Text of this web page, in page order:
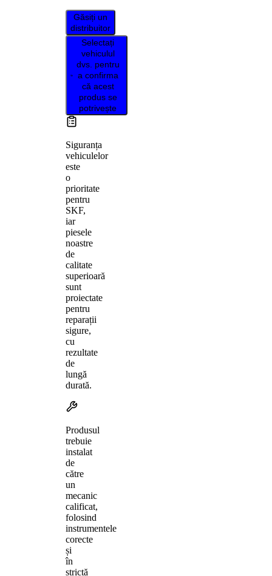
Găsiți un
distribuitor
Selectați
vehiculul
dvs. pentru
a confirma
că acest
produs se
potrivește
Siguranța
vehiculelor
este
o
prioritate
pentru
SKF,
iar
piesele
noastre
de
calitate
superioară
sunt
proiectate
pentru
reparații
sigure,
cu
rezultate
de
lungă
durată.
Produsul
trebuie
instalat
de
către
un
mecanic
calificat,
folosind
instrumentele
corecte
și
în
strictă